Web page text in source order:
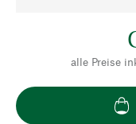
alle Preise